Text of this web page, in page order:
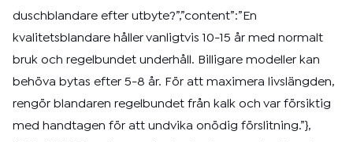
duschblandare efter utbyte?”,”content”:”En
kvalitetsblandare håller vanligtvis 10-15 år med normalt
bruk och regelbundet underhåll. Billigare modeller kan
behöva bytas efter 5-8 år. För att maximera livslängden,
rengör blandaren regelbundet från kalk och var försiktig
med handtagen för att undvika onödig förslitning.”},